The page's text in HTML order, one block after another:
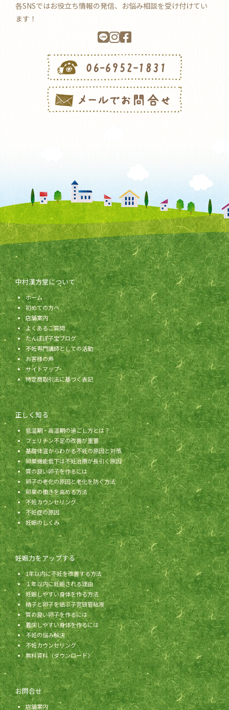
各SNSではお役立ち情報の発信、お悩み相談を受け付けてい
ます！
中村漢方堂について
ホーム
初めての方へ
店舗案内
よくあるご質問
たんぽぽ子宝ブログ
不妊専門講師としての活動
お客様の声
サイトマップ
特定商取引法に基づく表記
正しく知る
低温期・高温期の過ごし方とは？
フェリチン不足の改善が重要
基礎体温からわかる不妊の原因と対策
卵巣機能低下は不妊治療が長引く原因
質の良い卵子を作るには
卵子の老化の原因と老化を防ぐ方法
卵巣の働きを高める方法
不妊カウンセリング
不妊症の原因
妊娠のしくみ
妊娠力をアップする
1年以内に不妊を改善する方法
１年以内に妊娠される理由
妊娠しやすい身体を作る方法
精子と卵子を結ぶ子宮頸管粘液
質の良い卵子を作るには
着床しやすい身体を作るには
不妊の悩み解決
不妊カウンセリング
無料資料（ダウンロード）
お問合せ
店舗案内